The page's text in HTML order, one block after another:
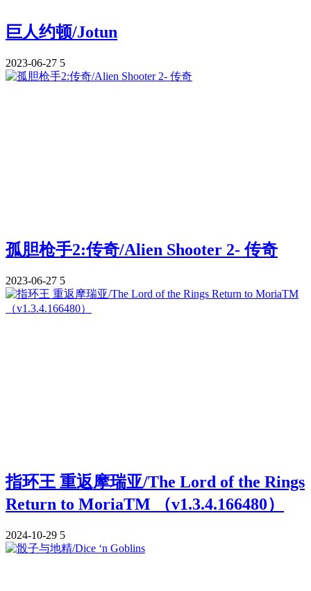
巨人约顿/Jotun
2023-06-27 5
孤胆枪手2:传奇/Alien Shooter 2- 传奇
2023-06-27 5
指环王 重返摩瑞亚/The Lord of the Rings
Return to MoriaTM （v1.3.4.166480）
2024-10-29 5